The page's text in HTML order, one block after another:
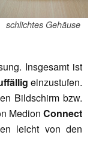
schlichtes Gehäuse
Insgesamt ist
einzustufen.
Bildschirm bzw.
Medion Connect
leicht von den